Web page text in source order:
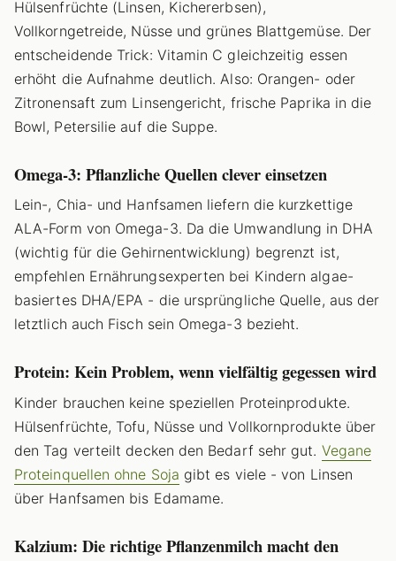
Hülsenfrüchte (Linsen, Kichererbsen),
Vollkorngetreide, Nüsse und grünes Blattgemüse. Der
entscheidende Trick: Vitamin C gleichzeitig essen
erhöht die Aufnahme deutlich. Also: Orangen- oder
Zitronensaft zum Linsengericht, frische Paprika in die
Bowl, Petersilie auf die Suppe.
Omega-3: Pflanzliche Quellen clever einsetzen
Lein-, Chia- und Hanfsamen liefern die kurzkettige
ALA-Form von Omega-3. Da die Umwandlung in DHA
(wichtig für die Gehirnentwicklung) begrenzt ist,
empfehlen Ernährungsexperten bei Kindern algae-
basiertes DHA/EPA - die ursprüngliche Quelle, aus der
letztlich auch Fisch sein Omega-3 bezieht.
Protein: Kein Problem, wenn vielfältig gegessen wird
Kinder brauchen keine speziellen Proteinprodukte.
Hülsenfrüchte, Tofu, Nüsse und Vollkornprodukte über
den Tag verteilt decken den Bedarf sehr gut. Vegane
Proteinquellen ohne Soja gibt es viele - von Linsen
über Hanfsamen bis Edamame.
Kalzium: Die richtige Pflanzenmilch macht den